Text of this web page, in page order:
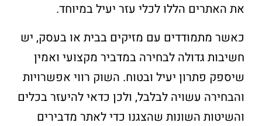
את האתרים הללו לכלי עזר יעיל במיוחד.
כאשר מתמודדים עם מזיקים בבית או בעסק, יש
חשיבות גדולה לבחירה במדביר מקצועי ואמין
שיספק פתרון יעיל ובטוח. השוק רווי אפשרויות
והבחירה עשויה לבלבל, ולכן כדאי להיעזר בכלים
והשיטות השונות שהצגנו כדי לאתר מדבירים